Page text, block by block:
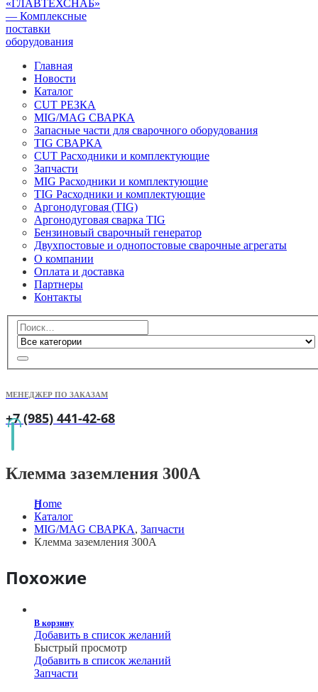
Главная
Новости
Каталог
CUT РЕЗКА
MIG/MAG СВАРКА
Запасные части для сварочного оборудования
TIG СВАРКА
CUT Расходники и комплектующие
Запчасти
MIG Расходники и комплектующие
TIG Расходники и комплектующие
Аргонодуговая (TIG)
Аргонодуговая сварка TIG
Бензиновый сварочный генератор
Двухпостовые и однопостовые сварочные агрегаты
О компании
Оплата и доставка
Партнеры
Контакты
МЕНЕДЖЕР ПО ЗАКАЗАМ
+7 (985) 441-42-68
Клемма заземления 300А
Home
Каталог
MIG/MAG СВАРКА, Запчасти
Клемма заземления 300А
Похожие
В корзину
Добавить в список желаний
Быстрый просмотр
Добавить в список желаний
Запчасти